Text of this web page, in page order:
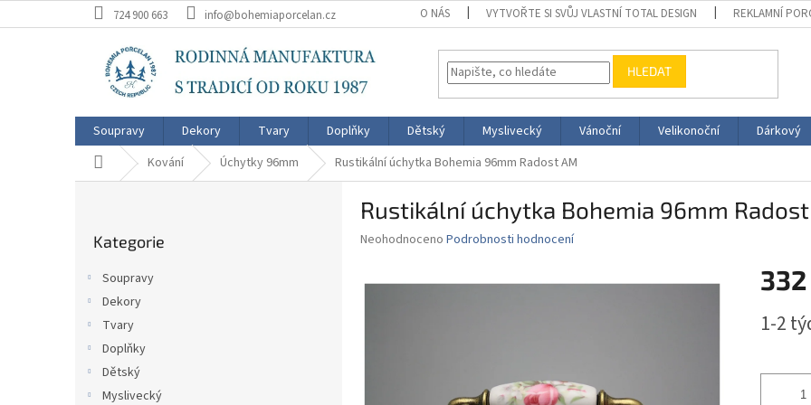
na
724 900 663 info@bohemiaporcelan.cz O NÁS VYTVOŘTE SI SVŮJ VLASTNÍ TOTAL DESIGN REKLAMNÍ
HLEDAT
Soupravy Dekory Tvary Doplňky Dětský Myslivecký Vánoční Velikonoční Dárkový
Domů Kování Úchytky 96mm Rustikální úchytka Bohemia 96mm Radost AM
kategorie
Kategorie
Soupravy
Dekory
Tvary
Doplňky
Dětský
Myslivecký
Rustikální úchytka Bohemia 96mm
Průměrné
Neohodnoceno Podrobnosti hodnocení
332
cena:
1-2